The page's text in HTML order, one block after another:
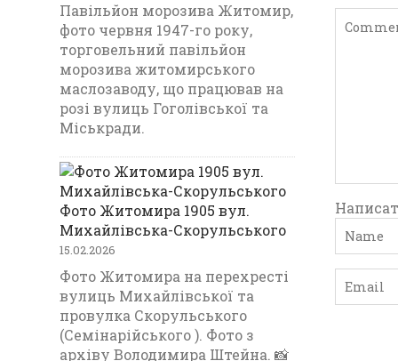
Павільйон морозива Житомир,
фото червня 1947-го року,
торговельний павільйон
морозива житомирського
маслозаводу, що працював на
розі вулиць Гоголівської та
Міськради.
Фото Житомира 1905 вул.
Михайлівська-Скорульського
15.02.2026
Фото Житомира на перехресті
вулиць Михайлівської та
провулка Скорульського
(Семінарійського ). Фото з
архіву Володимира Штейна. 📸